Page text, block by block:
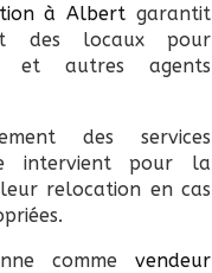
à Albert garantit
des locaux pour
et autres agents
des services
intervient pour la
relocation en cas
commevendeur